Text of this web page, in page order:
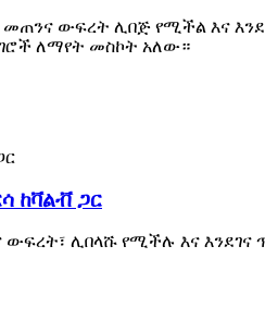
ውፍረት ሊበጅ የሚችል እና
ለማየት መስኮት አለው።
ከቫልቭ ጋር
ሊበላሹ የሚችሉ እና